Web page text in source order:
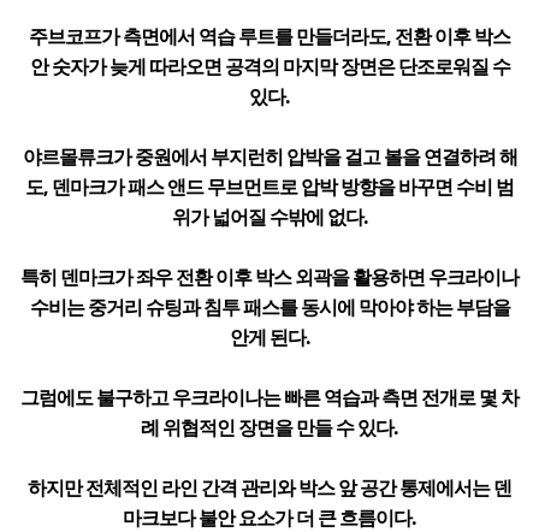
주브코프가 측면에서 역습 루트를 만들더라도, 전환 이후 박스
안 숫자가 늦게 따라오면 공격의 마지막 장면은 단조로워질 수
있다.
야르몰류크가 중원에서 부지런히 압박을 걸고 볼을 연결하려 해
도, 덴마크가 패스 앤드 무브먼트로 압박 방향을 바꾸면 수비 범
위가 넓어질 수밖에 없다.
특히 덴마크가 좌우 전환 이후 박스 외곽을 활용하면 우크라이나
수비는 중거리 슈팅과 침투 패스를 동시에 막아야 하는 부담을
안게 된다.
그럼에도 불구하고 우크라이나는 빠른 역습과 측면 전개로 몇 차
례 위협적인 장면을 만들 수 있다.
하지만 전체적인 라인 간격 관리와 박스 앞 공간 통제에서는 덴
마크보다 불안 요소가 더 큰 흐름이다.